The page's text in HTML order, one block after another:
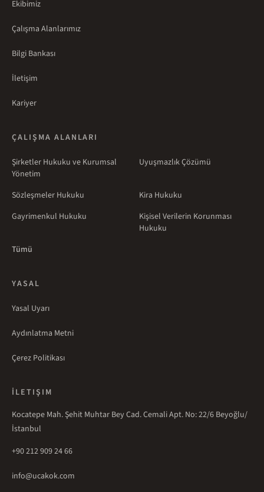
Ekibimiz
Çalışma Alanlarımız
Bilgi Bankası
İletişim
Kariyer
ÇALIŞMA ALANLARI
Şirketler Hukuku ve Kurumsal
Yönetim
Uyuşmazlık Çözümü
Sözleşmeler Hukuku
Kira Hukuku
Gayrimenkul Hukuku
Kişisel Verilerin Korunması
Hukuku
Tümü
YASAL
Yasal Uyarı
Aydınlatma Metni
Çerez Politikası
İLETIŞIM
Kocatepe Mah. Şehit Muhtar Bey Cad. Cemali Apt. No: 22/6 Beyoğlu/
İstanbul
+90 212 909 24 66
info@ucakok.com